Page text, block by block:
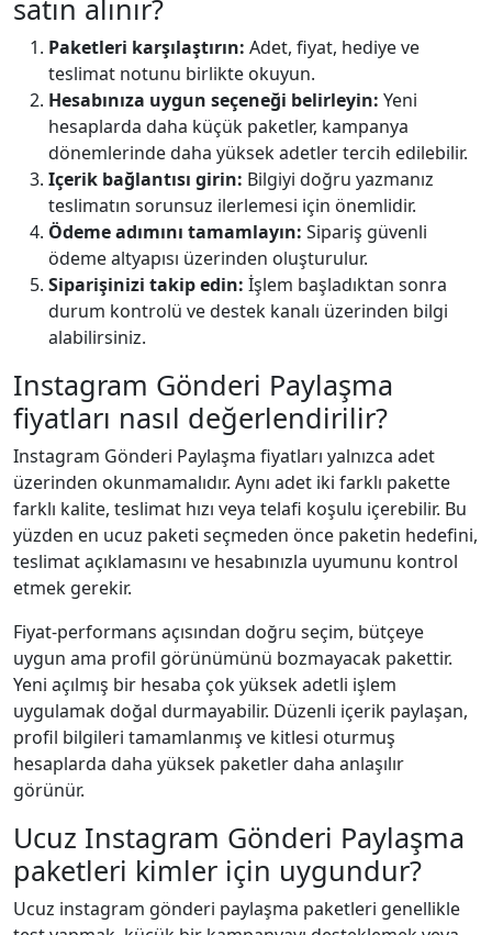
satın alınır?
Paketleri karşılaştırın: Adet, fiyat, hediye ve
teslimat notunu birlikte okuyun.
Hesabınıza uygun seçeneği belirleyin: Yeni
hesaplarda daha küçük paketler, kampanya
dönemlerinde daha yüksek adetler tercih edilebilir.
Içerik bağlantısı girin: Bilgiyi doğru yazmanız
teslimatın sorunsuz ilerlemesi için önemlidir.
Ödeme adımını tamamlayın: Sipariş güvenli
ödeme altyapısı üzerinden oluşturulur.
Siparişinizi takip edin: İşlem başladıktan sonra
durum kontrolü ve destek kanalı üzerinden bilgi
alabilirsiniz.
Instagram Gönderi Paylaşma
fiyatları nasıl değerlendirilir?
Instagram Gönderi Paylaşma fiyatları yalnızca adet
üzerinden okunmamalıdır. Aynı adet iki farklı pakette
farklı kalite, teslimat hızı veya telafi koşulu içerebilir. Bu
yüzden en ucuz paketi seçmeden önce paketin hedefini,
teslimat açıklamasını ve hesabınızla uyumunu kontrol
etmek gerekir.
Fiyat-performans açısından doğru seçim, bütçeye
uygun ama profil görünümünü bozmayacak pakettir.
Yeni açılmış bir hesaba çok yüksek adetli işlem
uygulamak doğal durmayabilir. Düzenli içerik paylaşan,
profil bilgileri tamamlanmış ve kitlesi oturmuş
hesaplarda daha yüksek paketler daha anlaşılır
görünür.
Ucuz Instagram Gönderi Paylaşma
paketleri kimler için uygundur?
Ucuz instagram gönderi paylaşma paketleri genellikle